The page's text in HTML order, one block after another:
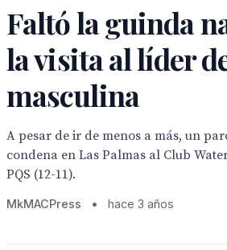
Faltó la guinda
la visita al líder
masculina
A pesar de ir de menos a más, un
condena en Las Palmas al Club
PQS (12-11).
MkMACPress • hace 3 años